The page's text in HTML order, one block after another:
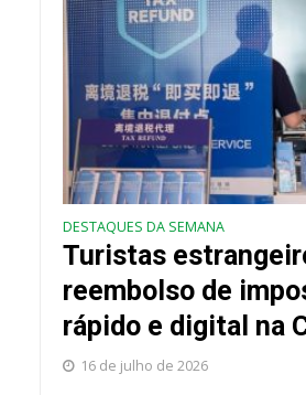
DESTAQUES DA SEMANA
Turistas
reembolso de
rápido e digital na
16 de julho de 2026